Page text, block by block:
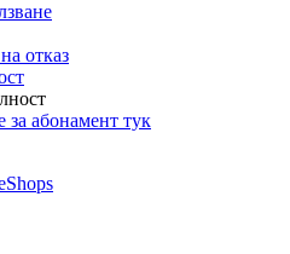
отказ
за абонамент тук